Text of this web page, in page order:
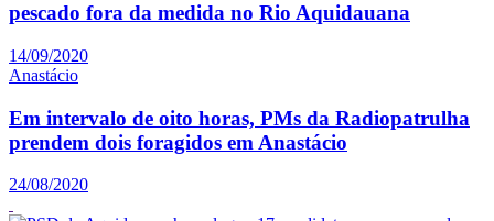
pescado fora da medida no Rio Aquidauana
14/09/2020
Anastácio
Em intervalo de oito horas, PMs da Radiopatrulha
prendem dois foragidos em Anastácio
24/08/2020